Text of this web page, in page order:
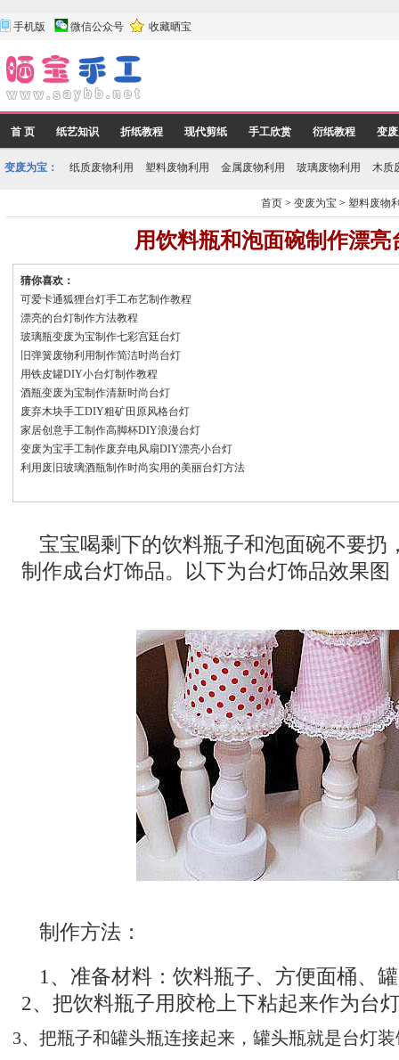
手机版 微信公众号 收藏晒宝
首 页 纸艺知识 折纸教程 现代剪纸 手工欣赏 衍纸教程 变
变废为宝： 纸质废物利用 塑料废物利用 金属废物利用 玻璃废物利用 木质
首页 >变废为宝 >塑料废物
用饮料瓶和泡面碗制作漂亮
猜你喜欢：
可爱卡通狐狸台灯手工布艺制作教程
漂亮的台灯制作方法教程
玻璃瓶变废为宝制作七彩宫廷台灯
旧弹簧废物利用制作简洁时尚台灯
用铁皮罐DIY小台灯制作教程
酒瓶变废为宝制作清新时尚台灯
废弃木块手工DIY粗矿田原风格台灯
家居创意手工制作高脚杯DIY浪漫台灯
变废为宝手工制作废弃电风扇DIY漂亮小台灯
利用废旧玻璃酒瓶制作时尚实用的美丽台灯方法
宝宝喝剩下的饮料瓶子和泡面碗不要扔
制作成台灯饰品。以下为台灯饰品效果图
制作方法：
1、准备材料：饮料瓶子、方便面桶、
2、把饮料瓶子用胶枪上下粘起来作为台
3、把瓶子和罐头瓶连接起来，罐头瓶就是台灯